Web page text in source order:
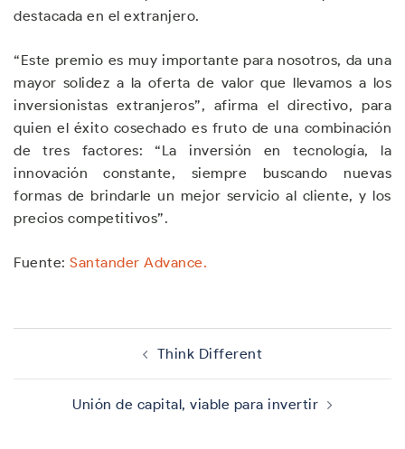
destacada en el extranjero.
“Este premio es muy importante para nosotros, da una
mayor solidez a la oferta de valor que llevamos a los
inversionistas extranjeros”, afirma el directivo, para
quien el éxito cosechado es fruto de una combinación
de tres factores: “La inversión en tecnología, la
innovación constante, siempre buscando nuevas
formas de brindarle un mejor servicio al cliente, y los
precios competitivos”.
Fuente: Santander Advance.
Navegación
entradas
Think Different
Unión de capital, viable para invertir